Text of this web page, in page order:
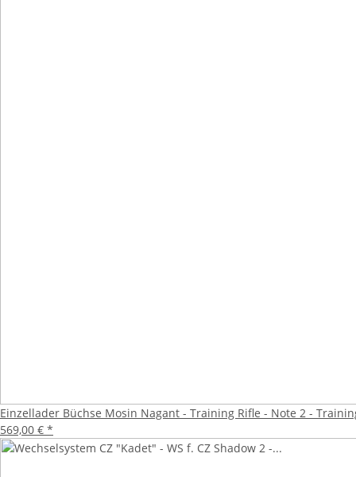
Einzellader Büchse Mosin Nagant - Training Rifle - Note 2 -
569,00 € *